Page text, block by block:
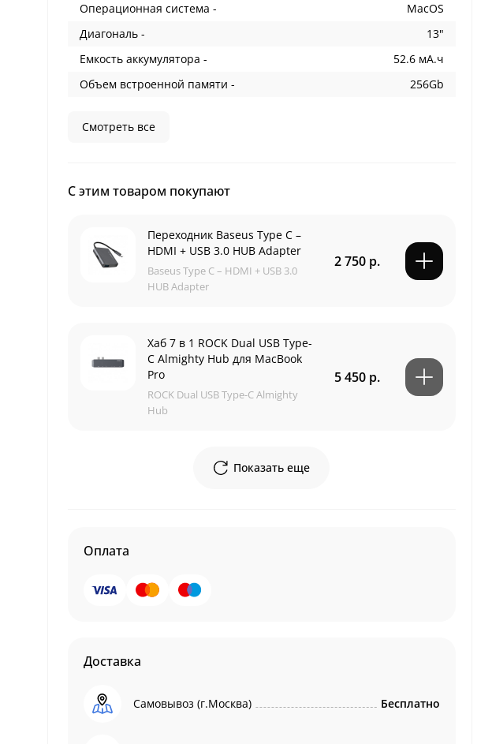
Операционная система -
MacOS
Диагональ -
13"
Емкость аккумулятора -
52.6 мА.ч
Объем встроенной памяти -
256Gb
Смотреть все
С этим товаром покупают
Переходник Baseus Type C –
HDMI + USB 3.0 HUB Adapter
Baseus Type C – HDMI + USB 3.0
HUB Adapter
2 750 р.
Хаб 7 в 1 ROCK Dual USB Type-
C Almighty Hub для MacBook
Pro
ROCK Dual USB Type-C Almighty
Hub
5 450 р.
Показать еще
Оплата
Доставка
Самовывоз (г.Москва) Бесплатно